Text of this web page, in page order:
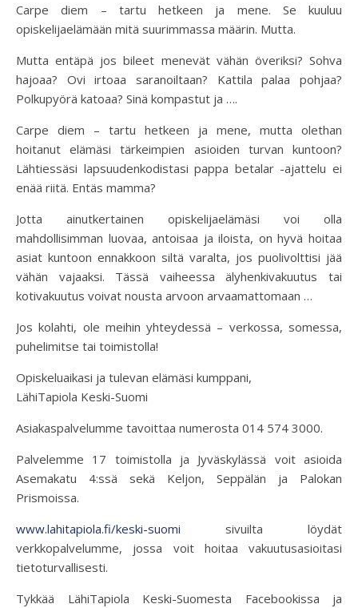
Carpe diem – tartu hetkeen ja mene. Se kuuluu
opiskelijaelämään mitä suurimmassa määrin. Mutta.
Mutta entäpä jos bileet menevät vähän överiksi? Sohva
hajoaa? Ovi irtoaa saranoiltaan? Kattila palaa pohjaa?
Polkupyörä katoaa? Sinä kompastut ja ….
Carpe diem – tartu hetkeen ja mene, mutta olethan
hoitanut elämäsi tärkeimpien asioiden turvan kuntoon?
Lähtiessäsi lapsuudenkodistasi pappa betalar -ajattelu ei
enää riitä. Entäs mamma?
Jotta ainutkertainen opiskelijaelämäsi voi olla
mahdollisimman luovaa, antoisaa ja iloista, on hyvä hoitaa
asiat kuntoon ennakkoon siltä varalta, jos puolivolttisi jää
vähän vajaaksi. Tässä vaiheessa älyhenkivakuutus tai
kotivakuutus voivat nousta arvoon arvaamattomaan …
Jos kolahti, ole meihin yhteydessä – verkossa, somessa,
puhelimitse tai toimistolla!
Opiskeluaikasi ja tulevan elämäsi kumppani,
LähiTapiola Keski-Suomi
Asiakaspalvelumme tavoittaa numerosta 014 574 3000.
Palvelemme 17 toimistolla ja Jyväskylässä voit asioida
Asemakatu 4:ssä sekä Keljon, Seppälän ja Palokan
Prismoissa.
www.lahitapiola.fi/keski-suomi sivuilta löydät
verkkopalvelumme, jossa voit hoitaa vakuutusasioitasi
tietoturvallisesti.
Tykkää LähiTapiola Keski-Suomesta Facebookissa ja